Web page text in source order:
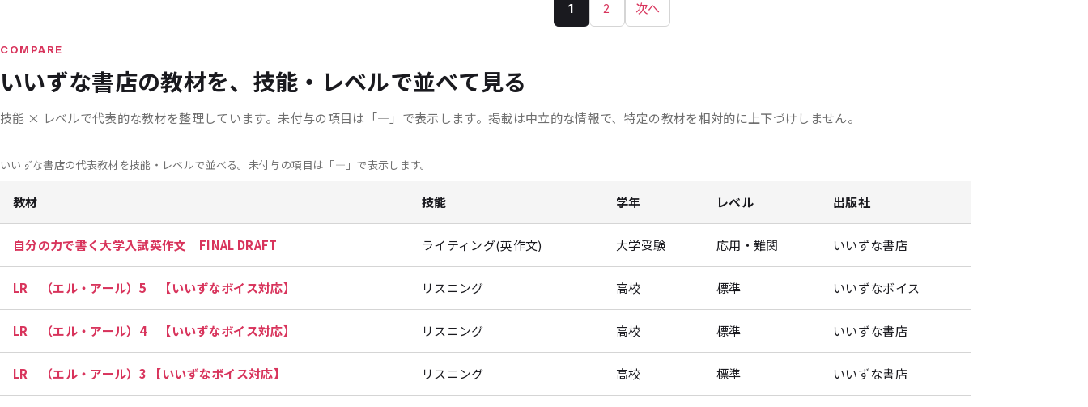
ペ
送
1 2 次へ
COMPARE
いいずな書店の教材を、技能・レベルで並べて見る
技能 × レベルで代表的な教材を整理しています。 未付与の項目は「—」で表示します。 掲載は中立的な情報で、 特定の教材を相対的に上下づけしません。
いいずな書店の代表教材を技能・レベルで並べる。未付与の項目は「—」で表示します。
教材 技能 学年 レベル 出版社
自分の力で書く大学入試英作文 FINAL DRAFT ライティング(英作文) 大学受験 応用・難関 いいずな書店
LR （エル・アール）5 【いいずなボイス対応】 リスニング 高校 標準 いいずなボイス
LR （エル・アール）4 【いいずなボイス対応】 リスニング 高校 標準 いいずな書店
LR （エル・アール）3 【いいずなボイス対応】 リスニング 高校 標準 いいずな書店